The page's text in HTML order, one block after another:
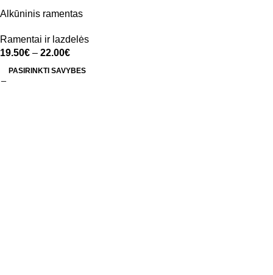
Alkūninis ramentas
Ramentai ir lazdelės
19.50€ – 22.00€
PASIRINKTI SAVYBES